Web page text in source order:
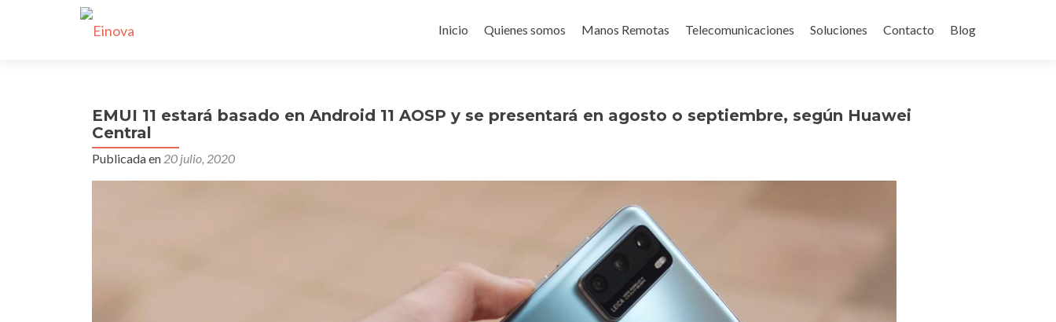
al
Inicio Quienes somos Manos Remotas Telecomunicaciones Soluciones Contacto Blog
EMUI 11 estará basado en Android 11 AOSP y se presentará en agosto o septiembre, según Huawei
Central
Publicada en 20 julio, 2020